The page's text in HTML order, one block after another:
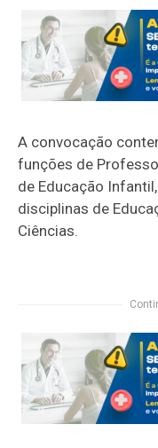
A convocação
funções de
de Educação
disciplinas de
Ciências.